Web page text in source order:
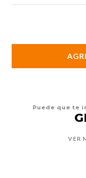
Puede que te
VER